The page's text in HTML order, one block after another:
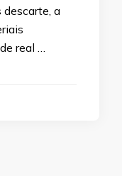
descarte, a
real …